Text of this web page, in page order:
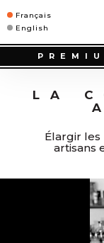
Français
English
LA
Élargir les
artisans